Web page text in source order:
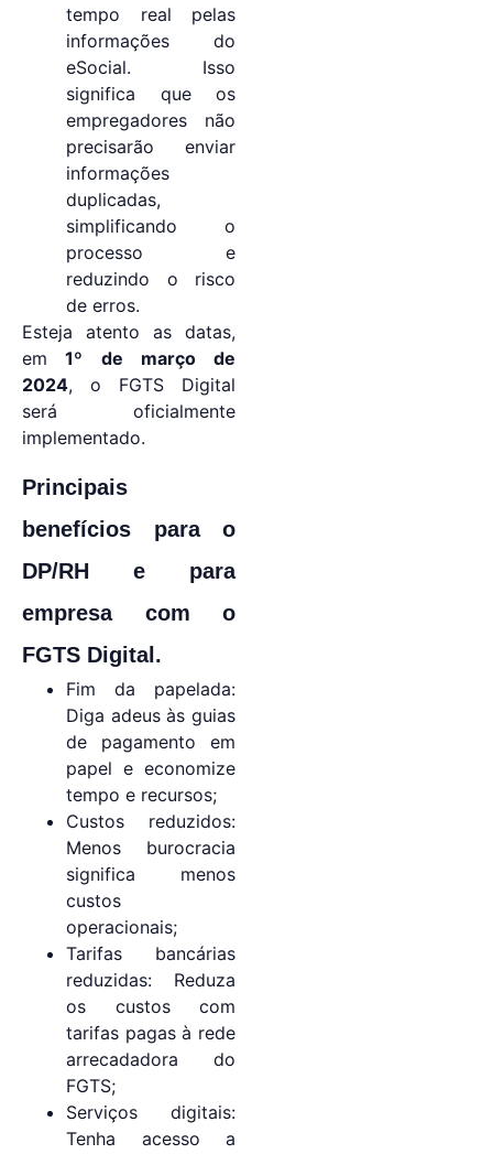
tempo real pelas
informações do
eSocial. Isso
significa que os
empregadores não
precisarão enviar
informações
duplicadas,
simplificando o
processo e
reduzindo o risco
de erros.
Esteja atento as datas,
em 1º de março de
2024, o FGTS Digital
será oficialmente
implementado.
Principais
benefícios para o
DP/RH e para
empresa com o
FGTS Digital.
Fim da papelada:
Diga adeus às guias
de pagamento em
papel e economize
tempo e recursos;
Custos reduzidos:
Menos burocracia
significa menos
custos
operacionais;
Tarifas bancárias
reduzidas: Reduza
os custos com
tarifas pagas à rede
arrecadadora do
FGTS;
Serviços digitais:
Tenha acesso a